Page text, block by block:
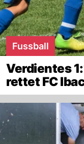
Fussball
Verdientes
rettet FC